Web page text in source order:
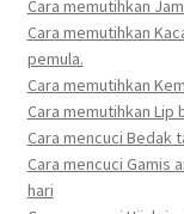
Cara memutihkan
Cara memutihkan
pemula.
Cara memutihkan
Cara memutihkan Lip
Cara mencuci Bedak
Cara mencuci Gamis
hari